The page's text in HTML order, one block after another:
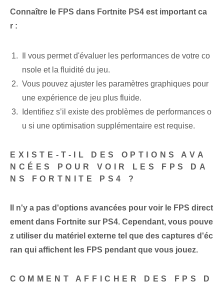
Connaître le ⁢FPS dans Fortnite PS4 ⁤est ⁢important ca
r :
Il vous permet d'évaluer les performances de votre co
nsole et la fluidité du jeu.
Vous pouvez ajuster les paramètres graphiques pour
une expérience de jeu plus fluide.
Identifiez s’il existe des problèmes de performances o
u si une optimisation supplémentaire est requise.
EXISTE-T-IL DES OPTIONS AVA
NCÉES POUR VOIR LES FPS DA
NS FORTNITE PS4 ?
Il n'y a pas d'options avancées pour voir le ⁣FPS direct
ement dans Fortnite sur PS4. Cependant, vous pouve
z utiliser du matériel externe tel que des captures d'éc
ran qui affichent les FPS pendant que vous jouez.
COMMENT AFFICHER DES FPS D